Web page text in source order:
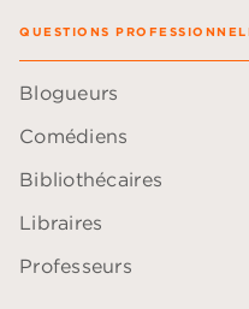
QUESTIONS
Blogueurs
Comédiens
Bibliothécaires
Libraires
Professeurs